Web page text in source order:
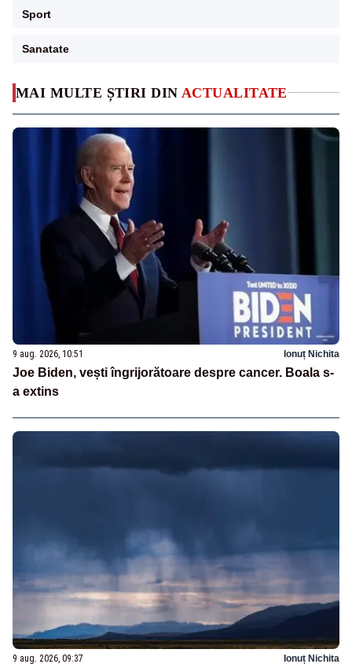
MAI MULTE ȘTIRI DIN ACTUALITATE
9 aug. 2026, 10:51 Ionuț Nichita
Joe Biden, vești îngrijorătoare despre cancer. Boala s-
a extins
9 aug. 2026, 09:37 Ionuț Nichita
Sport
Sanatate